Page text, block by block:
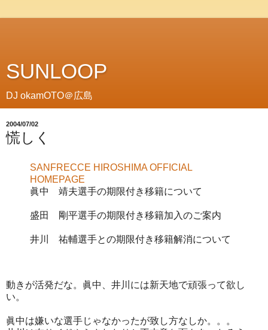
SUNLOOP
DJ okamOTO＠広島
2004/07/02
慌しく
SANFRECCE HIROSHIMA OFFICIAL
HOMEPAGE
眞中 靖夫選手の期限付き移籍について
盛田 剛平選手の期限付き移籍加入のご案内
井川 祐輔選手との期限付き移籍解消について
動きが活発だな。眞中、井川には新天地で頑張って欲し
い。
眞中は嫌いな選手じゃなかったが致し方なしか。。。